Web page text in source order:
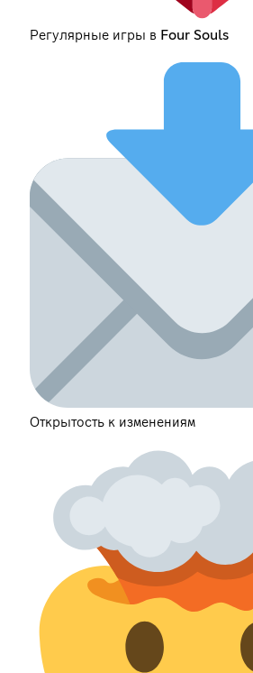
Регулярные игры в Four Souls
Открытость к изменениям